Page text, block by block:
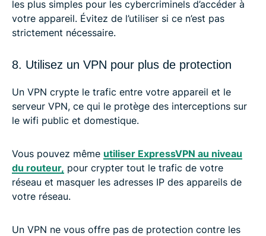
les plus simples pour les cybercriminels d’accéder à
votre appareil. Évitez de l’utiliser si ce n’est pas
strictement nécessaire.
8. Utilisez un VPN pour plus de protection
Un VPN crypte le trafic entre votre appareil et le
serveur VPN, ce qui le protège des interceptions sur
le wifi public et domestique.
Vous pouvez même utiliser ExpressVPN au niveau
du routeur, pour crypter tout le trafic de votre
réseau et masquer les adresses IP des appareils de
votre réseau.
Un VPN ne vous offre pas de protection contre les